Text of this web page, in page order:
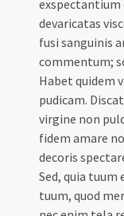
exspectantium
devaricatas
fusi sanguinis
commentum;
Habet quidem
pudicam.
virgine non
fidem amare
decoris
Sed, quia
tuum, quod